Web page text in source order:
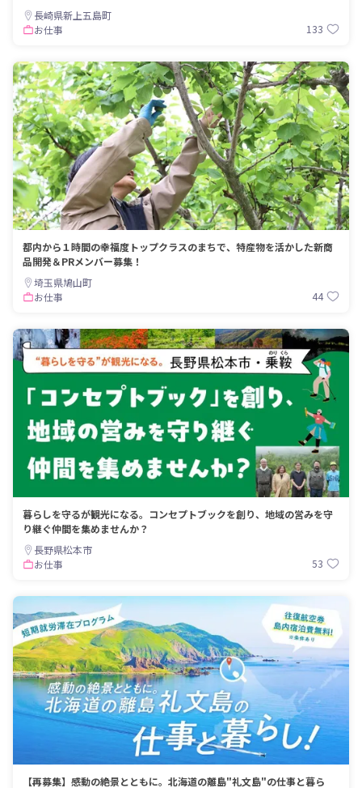
長崎県新上五島町
お仕事
133
都内から１時間の幸福度トップクラスのまちで、特産物を活かした新商
品開発＆PRメンバー募集！
埼玉県鳩山町
お仕事
44
暮らしを守るが観光になる。コンセプトブックを創り、地域の営みを守
り継ぐ仲間を集めませんか？
長野県松本市
お仕事
53
【再募集】感動の絶景とともに。北海道の離島"礼文島"の仕事と暮ら